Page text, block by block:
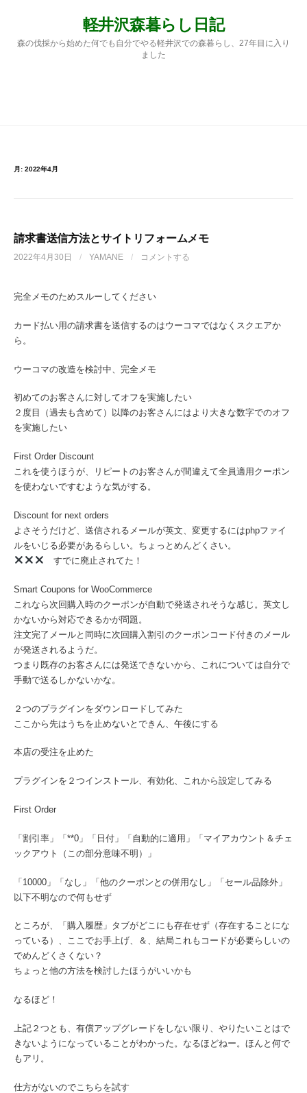
軽井沢森暮らし日記
森の伐採から始めた何でも自分でやる軽井沢での森暮らし、27年目に入り
ました
月: 2022年4月
請求書送信方法とサイトリフォームメモ
2022年4月30日 / YAMANE / コメントする
完全メモのためスルーしてください
カード払い用の請求書を送信するのはウーコマではなくスクエアか
ら。
ウーコマの改造を検討中、完全メモ
初めてのお客さんに対してオフを実施したい
２度目（過去も含めて）以降のお客さんにはより大きな数字でのオフ
を実施したい
First Order Discount
これを使うほうが、リピートのお客さんが間違えて全員適用クーポン
を使わないですむような気がする。
Discount for next orders
よさそうだけど、送信されるメールが英文、変更するにはphpファイ
ルをいじる必要があるらしい。ちょっとめんどくさい。
すでに廃止されてた！
Smart Coupons for WooCommerce
これなら次回購入時のクーポンが自動で発送されそうな感じ。英文し
かないから対応できるかが問題。
注文完了メールと同時に次回購入割引のクーポンコード付きのメール
が発送されるようだ。
つまり既存のお客さんには発送できないから、これについては自分で
手動で送るしかないかな。
２つのプラグインをダウンロードしてみた
ここから先はうちを止めないとできん、午後にする
本店の受注を止めた
プラグインを２つインストール、有効化、これから設定してみる
First Order
「割引率」「**0」「日付」「自動的に適用」「マイアカウント＆チェ
ックアウト（この部分意味不明）」
「10000」「なし」「他のクーポンとの併用なし」「セール品除外」
以下不明なので何もせず
ところが、「購入履歴」タブがどこにも存在せず（存在することにな
っている）、ここでお手上げ、＆、結局これもコードが必要らしいの
でめんどくさくない？
ちょっと他の方法を検討したほうがいいかも
なるほど！
上記２つとも、有償アップグレードをしない限り、やりたいことはで
きないようになっていることがわかった。なるほどねー。ほんと何で
もアリ。
仕方がないのでこちらを試す